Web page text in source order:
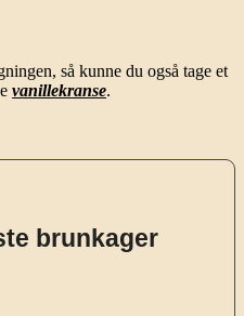
så kunne du også tage et
vanillekranse.
brunkager